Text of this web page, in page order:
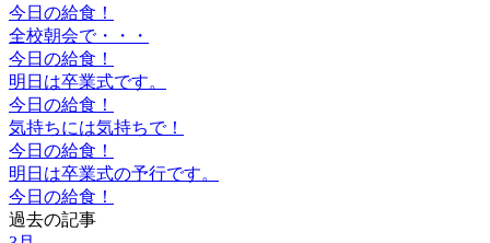
今日の給食！
全校朝会で・・・
今日の給食！
明日は卒業式です。
今日の給食！
気持ちには気持ちで！
今日の給食！
明日は卒業式の予行です。
今日の給食！
過去の記事